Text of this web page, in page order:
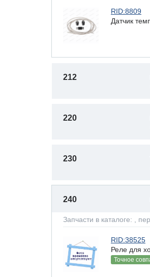
RID:8809
Датчик
212
220
230
240
Запчасти в каталоге: ,
RID:38525
Реле для
Точное